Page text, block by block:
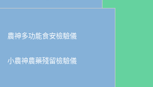
農神多功能食安檢驗儀
小農神農藥殘留檢驗儀